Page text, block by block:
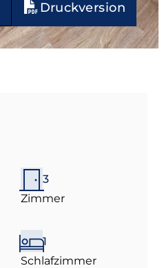
Druckversion
3
Zimmer
1
Schlafzimmer